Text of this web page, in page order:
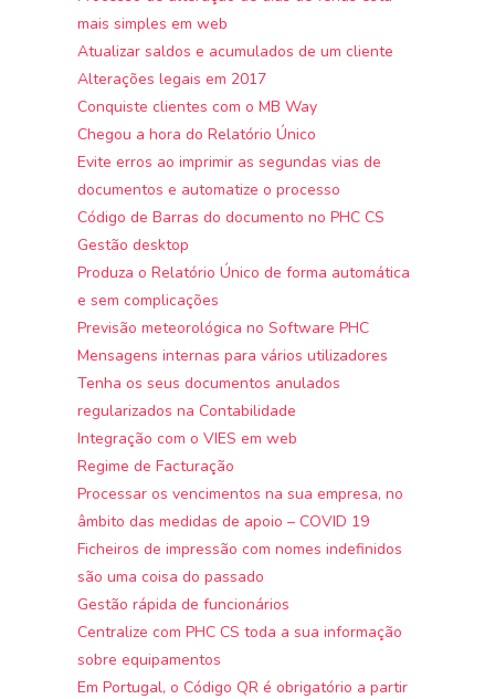
mais simples em web
Atualizar saldos e acumulados de um cliente
Alterações legais em 2017
Conquiste clientes com o MB Way
Chegou a hora do Relatório Único
Evite erros ao imprimir as segundas vias de
documentos e automatize o processo
Código de Barras do documento no PHC CS
Gestão desktop
Produza o Relatório Único de forma automática
e sem complicações
Previsão meteorológica no Software PHC
Mensagens internas para vários utilizadores
Tenha os seus documentos anulados
regularizados na Contabilidade
Integração com o VIES em web
Regime de Facturação
Processar os vencimentos na sua empresa, no
âmbito das medidas de apoio – COVID 19
Ficheiros de impressão com nomes indefinidos
são uma coisa do passado
Gestão rápida de funcionários
Centralize com PHC CS toda a sua informação
sobre equipamentos
Em Portugal, o Código QR é obrigatório a partir